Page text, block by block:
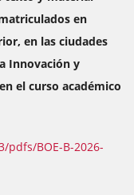
en
en las ciudades
Innovación y
el curso académico
pdfs/BOE-B-2026-